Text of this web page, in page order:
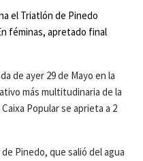
el Triatlón de Pinedo
féminas, apretado final
de ayer 29 de Mayo en la
más multitudinaria de la
Popular se aprieta a 2
Pinedo, que salió del agua